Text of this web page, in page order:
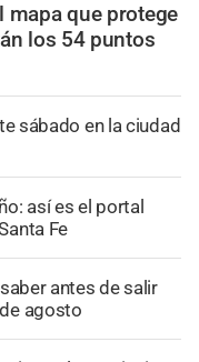
mapa que protege
los 54 puntos
sábado en la ciudad
así es el portal
Fe
antes de salir
agosto